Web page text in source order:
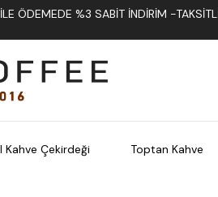
ÖDEMEDE %3 SABIT İNDIRIM -
Kahve Çekirdeği Toptan Kahve